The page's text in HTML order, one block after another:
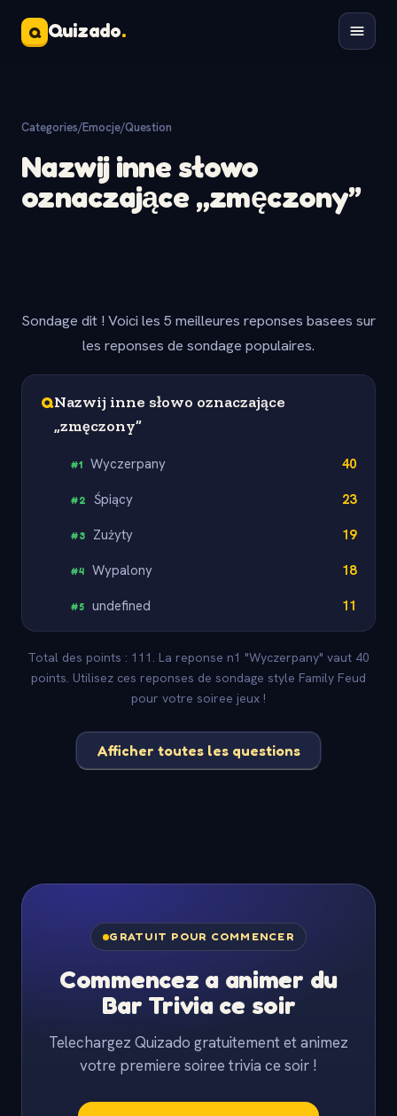
Q Quizado.
Categories/Emocje/Question
Nazwij inne słowo
oznaczające „zmęczony”
Sondage dit ! Voici les 5 meilleures reponses basees sur
les reponses de sondage populaires.
QNazwij inne słowo oznaczające
„zmęczony”
#1 Wyczerpany 40
#2 Śpiący 23
#3 Zużyty 19
#4 Wypalony 18
#5 undefined 11
Total des points : 111. La reponse n1 "Wyczerpany" vaut 40
points. Utilisez ces reponses de sondage style Family Feud
pour votre soiree jeux !
Afficher toutes les questions
GRATUIT POUR COMMENCER
Commencez a animer du
Bar Trivia ce soir
Telechargez Quizado gratuitement et animez
votre premiere soiree trivia ce soir !